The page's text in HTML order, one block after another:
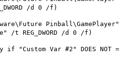
/d 0 /f)
Pinball\GamePlayer"
/t REG_DWORD /d 0 /f)
if "Custom Var #2" DOES NOT =